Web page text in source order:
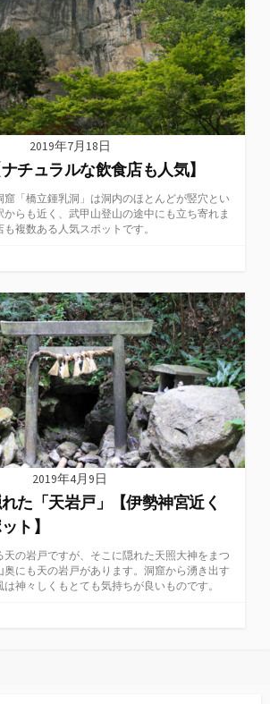
2019年7月18日
チュラルな飲食店も人気】
窟「橋立鍾乳洞」は洞内のほとんどが竪穴とい
からも近く、武甲山登山の途中にも立ち寄れま
複数ある人気スポットです。
2019年4月9日
た「天岩戸」【伊勢神宮近く
ト】
天の岩戸ですが、そこに隠れた天照大神をまつ
奥にも天の岩戸があります。洞窟から湧き出す
神々しくもとても気持ちが良いものです。